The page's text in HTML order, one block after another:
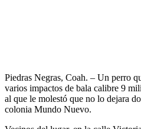
Piedras Negras, Coah. – Un perro
varios impactos de bala calibre 9
al que le molestó que no lo dejara
colonia Mundo Nuevo.